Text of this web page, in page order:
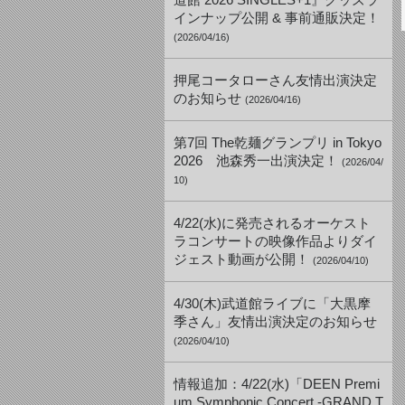
インナップ公開 & 事前通販決定！
(2026/04/16)
押尾コータローさん友情出演決定
のお知らせ (2026/04/16)
第7回 The乾麺グランプリ in Tokyo
2026 池森秀一出演決定！
(2026/04/
10)
4/22(水)に発売されるオーケスト
ラコンサートの映像作品よりダイ
ジェスト動画が公開！
(2026/04/10)
4/30(木)武道館ライブに「大黒摩
季さん」友情出演決定のお知らせ
(2026/04/10)
情報追加：4/22(水)「DEEN Premi